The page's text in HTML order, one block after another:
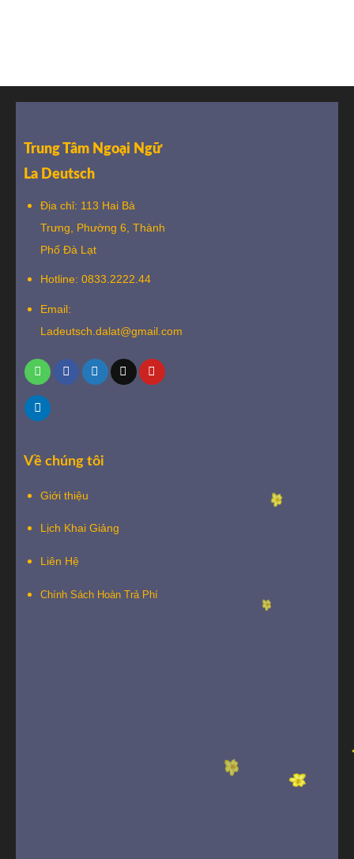
Trung Tâm Ngoại Ngữ
La Deutsch
Địa chỉ: 113 Hai Bà
Trưng, Phường 6, Thành
Phố Đà Lạt
Hotline: 0833.2222.44
Email:
Ladeutsch.dalat@gmail.com
Về chúng tôi
Giới thiệu
Lịch Khai Giảng
Liên Hệ
Chính Sách Hoàn Trả Phí